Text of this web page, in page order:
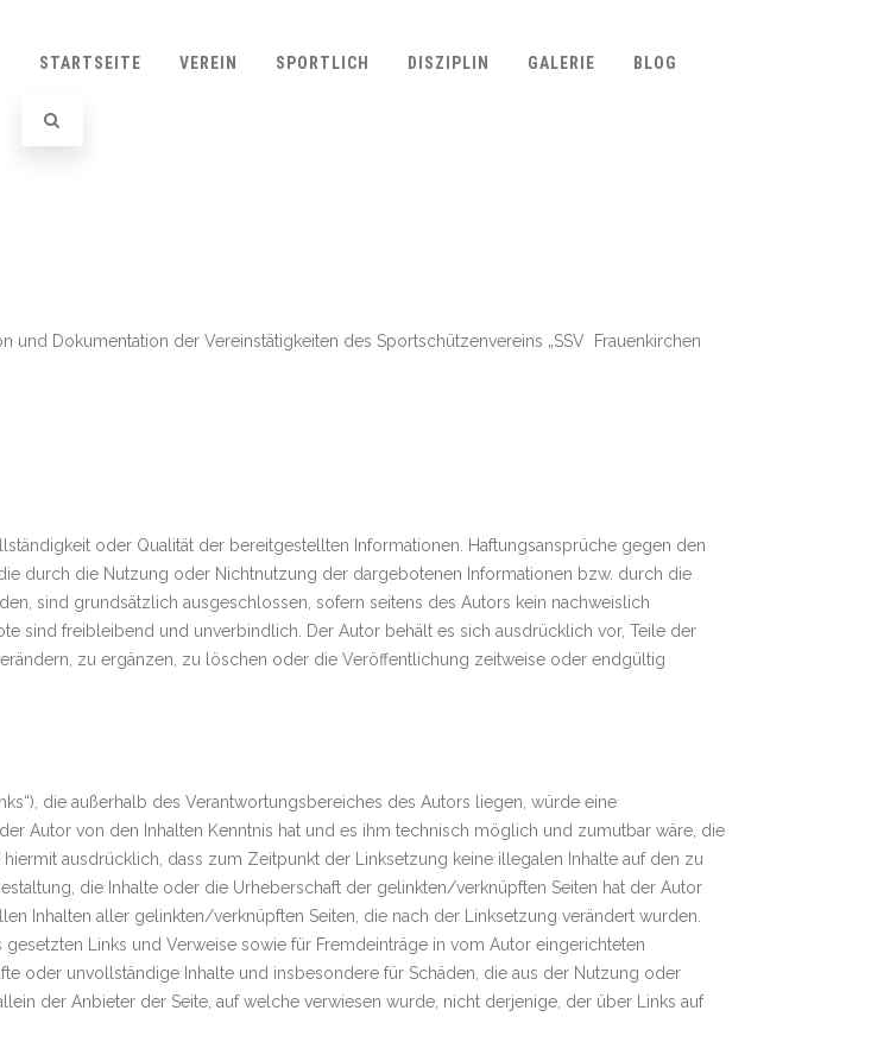
STARTSEITE VEREIN SPORTLICH DISZIPLIN GALERIE BLOG
und Dokumentation der Vereinstätigkeiten des Sportschützenvereins „SSV Frauenkirchen
oder Qualität der bereitgestellten Informationen. Haftungsansprüche gegen den
durch die Nutzung oder Nichtnutzung der dargebotenen Informationen bzw. durch die
sind grundsätzlich ausgeschlossen, sofern seitens des Autors kein nachweislich
sind freibleibend und unverbindlich. Der Autor behält es sich ausdrücklich vor, Teile der
zu ergänzen, zu löschen oder die Veröffentlichung zeitweise oder endgültig
die außerhalb des Verantwortungsbereiches des Autors liegen, würde eine
Autor von den Inhalten Kenntnis hat und es ihm technisch möglich und zumutbar wäre, die
ausdrücklich, dass zum Zeitpunkt der Linksetzung keine illegalen Inhalte auf den zu
die Inhalte oder die Urheberschaft der gelinkten/verknüpften Seiten hat der Autor
Inhalten aller gelinkten/verknüpften Seiten, die nach der Linksetzung verändert wurden.
Links und Verweise sowie für Fremdeinträge in vom Autor eingerichteten
oder unvollständige Inhalte und insbesondere für Schäden, die aus der Nutzung oder
der Anbieter der Seite, auf welche verwiesen wurde, nicht derjenige, der über Links auf